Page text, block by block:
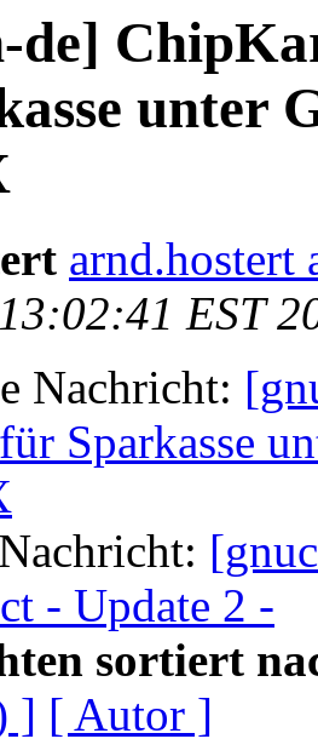
de]
unter
arnd.hostert
EST
Nachricht:
Sparkasse
- Update 2 -
sortiert
] [ Autor ]